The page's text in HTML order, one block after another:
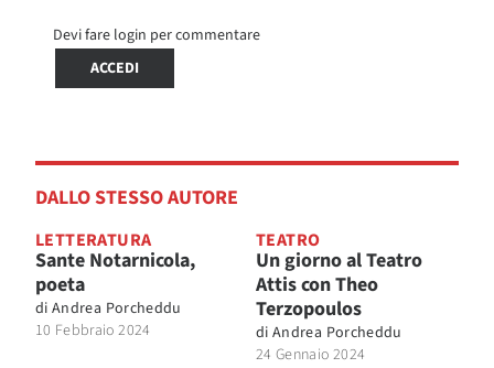
Devi fare login per commentare
ACCEDI
DALLO STESSO AUTORE
LETTERATURA
Sante Notarnicola,
poeta
di Andrea Porcheddu
10 Febbraio 2024
TEATRO
Un giorno al Teatro
Attis con Theo
Terzopoulos
di Andrea Porcheddu
24 Gennaio 2024